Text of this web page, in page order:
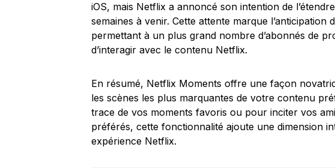
iOS, mais Netflix a annoncé son intention de
semaines à venir. Cette attente marque l’anticipation
permettant à un plus grand nombre d’abonnés de
d’interagir avec le contenu Netflix.
En résumé, Netflix Moments offre une façon
les scènes les plus marquantes de votre contenu
trace de vos moments favoris ou pour inciter vos
préférés, cette fonctionnalité ajoute une dimension
expérience Netflix.